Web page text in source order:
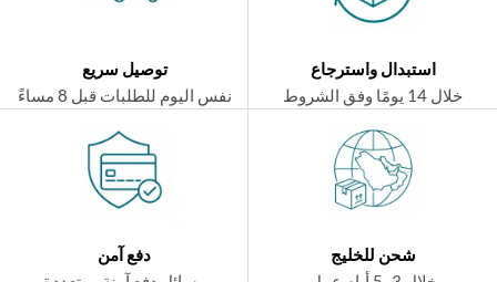
استبدال واسترجاع
توصيل سريع
نفس اليوم للطلبات قبل 8 مساءً
شحن للخليج
دفع آمن